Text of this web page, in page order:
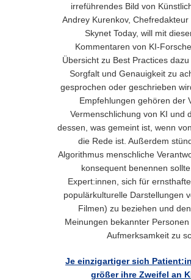
irreführendes Bild von
Andrey Kurenkov,
Skynet Today, will mit
Kommentaren von KI-
Übersicht zu Best Practices
Sorgfalt und Genauigkeit zu
gesprochen oder geschrieben
Empfehlungen gehören der
Vermenschlichung von KI und
dessen, was gemeint ist, wenn
die Rede ist. Außerdem
Algorithmus menschliche
konsequent benennen
Expert:innen, sich für
populärkulturelle Darstellungen
Filmen) zu beziehen und
Meinungen bekannter
Aufmerksamkeit zu
Je einzigartiger sich
größer ihre Zweifel an